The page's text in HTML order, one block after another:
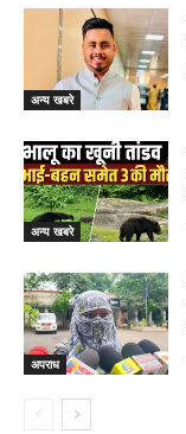
अन्य खबरे
अन्य खबरे
अपराध